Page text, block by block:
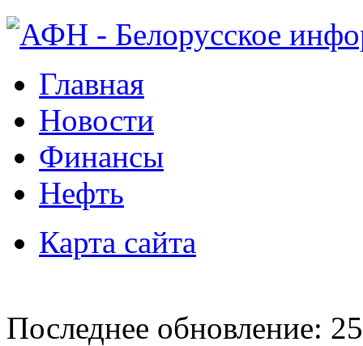
Главная
Новости
Финансы
Нефть
Карта сайта
Последнее обновление: